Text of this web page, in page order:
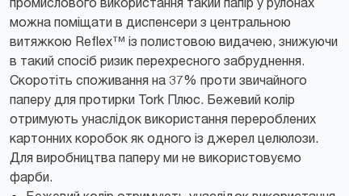
можна поміщати в диспенсери з центральною
витяжкою Reflex™ із полистовою видачею, знижуючи
в такий спосіб ризик перехресного забруднення.
Скоротіть споживання на 37% проти звичайного
паперу для протирки Tork Плюс. Бежевий колір
отримують унаслідок використання перероблених
картонних коробок як одного із джерел целюлози.
Для виробництва паперу ми не використовуємо
фарби.